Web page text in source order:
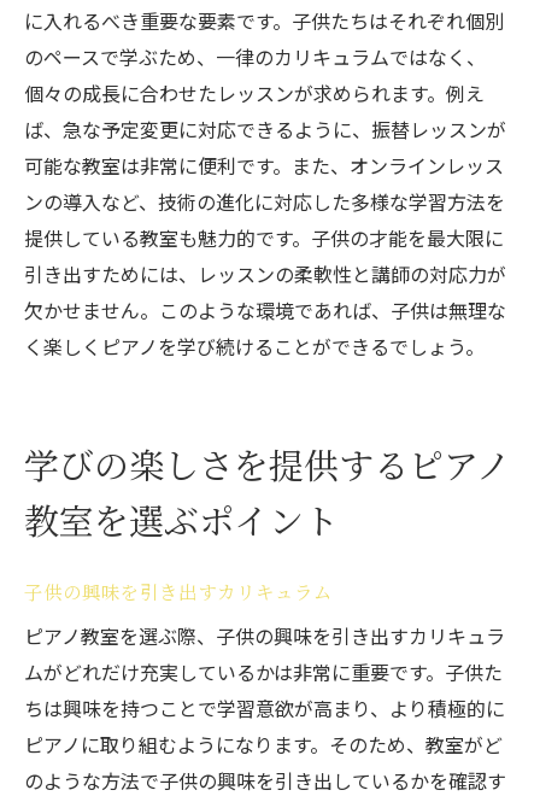
に入れるべき重要な要素です。子供たちはそれぞれ個別
のペースで学ぶため、一律のカリキュラムではなく、
個々の成長に合わせたレッスンが求められます。例え
ば、急な予定変更に対応できるように、振替レッスンが
可能な教室は非常に便利です。また、オンラインレッス
ンの導入など、技術の進化に対応した多様な学習方法を
提供している教室も魅力的です。子供の才能を最大限に
引き出すためには、レッスンの柔軟性と講師の対応力が
欠かせません。このような環境であれば、子供は無理な
く楽しくピアノを学び続けることができるでしょう。
学びの楽しさを提供するピアノ
教室を選ぶポイント
子供の興味を引き出すカリキュラム
ピアノ教室を選ぶ際、子供の興味を引き出すカリキュラ
ムがどれだけ充実しているかは非常に重要です。子供た
ちは興味を持つことで学習意欲が高まり、より積極的に
ピアノに取り組むようになります。そのため、教室がど
のような方法で子供の興味を引き出しているかを確認す